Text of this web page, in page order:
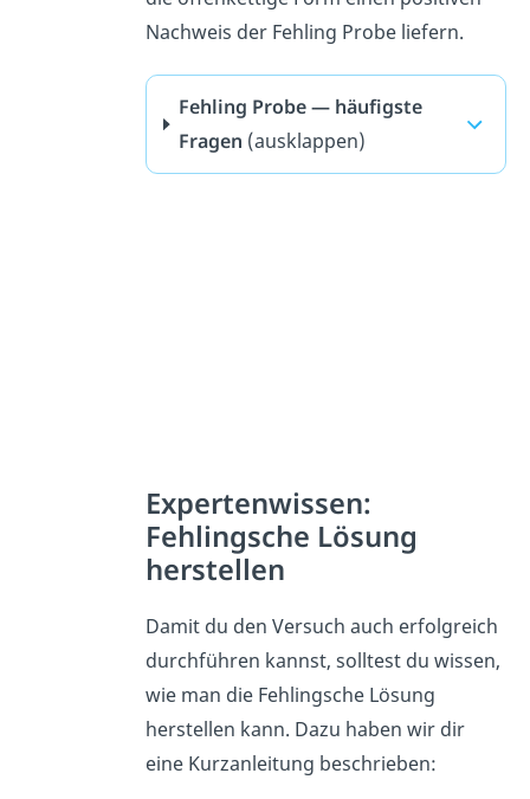
Nachweis der Fehling Probe liefern.
Fehling Probe — häufigste
Fragen (ausklappen)
Expertenwissen:
Fehlingsche Lösung
herstellen
Damit du den Versuch auch erfolgreich
durchführen kannst, solltest du wissen,
wie man die Fehlingsche Lösung
herstellen kann. Dazu haben wir dir
eine Kurzanleitung beschrieben: